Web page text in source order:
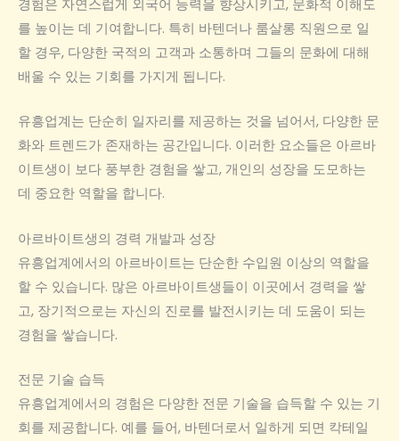
경험은 자연스럽게 외국어 능력을 향상시키고, 문화적 이해도
를 높이는 데 기여합니다. 특히 바텐더나 룸살롱 직원으로 일
할 경우, 다양한 국적의 고객과 소통하며 그들의 문화에 대해
배울 수 있는 기회를 가지게 됩니다.
유흥업계는 단순히 일자리를 제공하는 것을 넘어서, 다양한 문
화와 트렌드가 존재하는 공간입니다. 이러한 요소들은 아르바
이트생이 보다 풍부한 경험을 쌓고, 개인의 성장을 도모하는
데 중요한 역할을 합니다.
아르바이트생의 경력 개발과 성장
유흥업계에서의 아르바이트는 단순한 수입원 이상의 역할을
할 수 있습니다. 많은 아르바이트생들이 이곳에서 경력을 쌓
고, 장기적으로는 자신의 진로를 발전시키는 데 도움이 되는
경험을 쌓습니다.
전문 기술 습득
유흥업계에서의 경험은 다양한 전문 기술을 습득할 수 있는 기
회를 제공합니다. 예를 들어, 바텐더로서 일하게 되면 칵테일